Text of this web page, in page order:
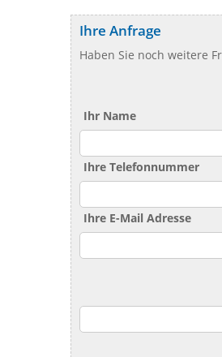
Ihre Anfrage
Haben Sie noch weitere
Ihr Name
Ihre Telefonnummer
Ihre E-Mail Adresse